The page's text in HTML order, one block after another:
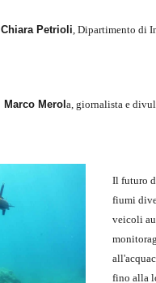
Chiara Petrioli, Dipartimento di
Marco Merol a, giornalista e
Il futuro
fiumi
veicoli
fino alla